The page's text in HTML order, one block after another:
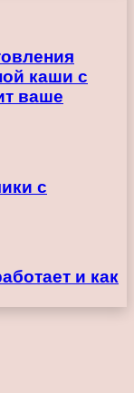
каши с
ваше
с
и как